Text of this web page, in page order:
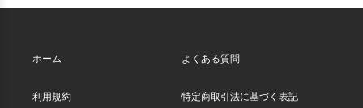
ホーム よくある質問
利用規約 特定商取引法に基づく表記